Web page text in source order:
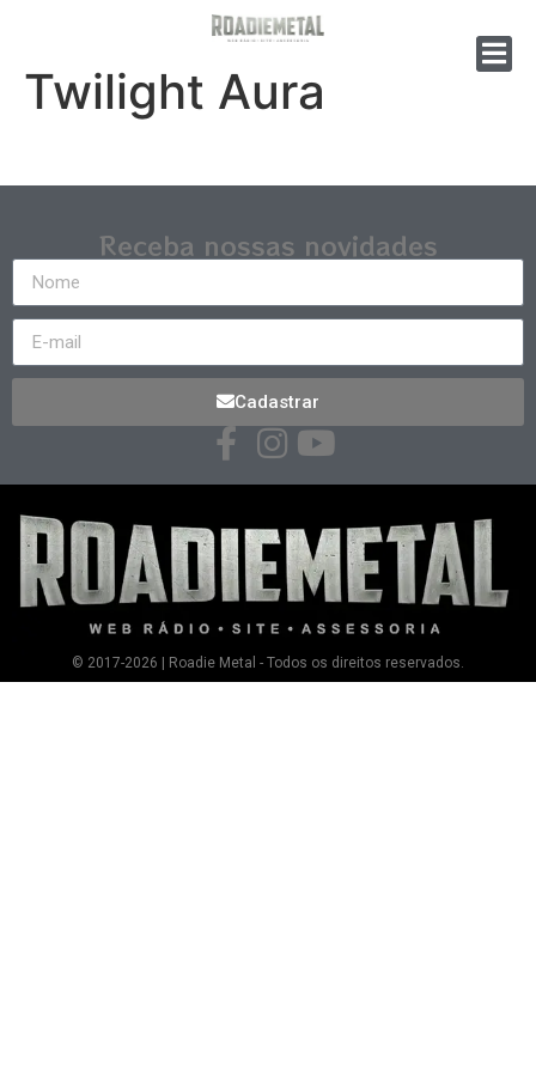
Twilight Aura
Receba nossas novidades
Cadastrar
© 2017-2026 | Roadie Metal - Todos os direitos reservados.